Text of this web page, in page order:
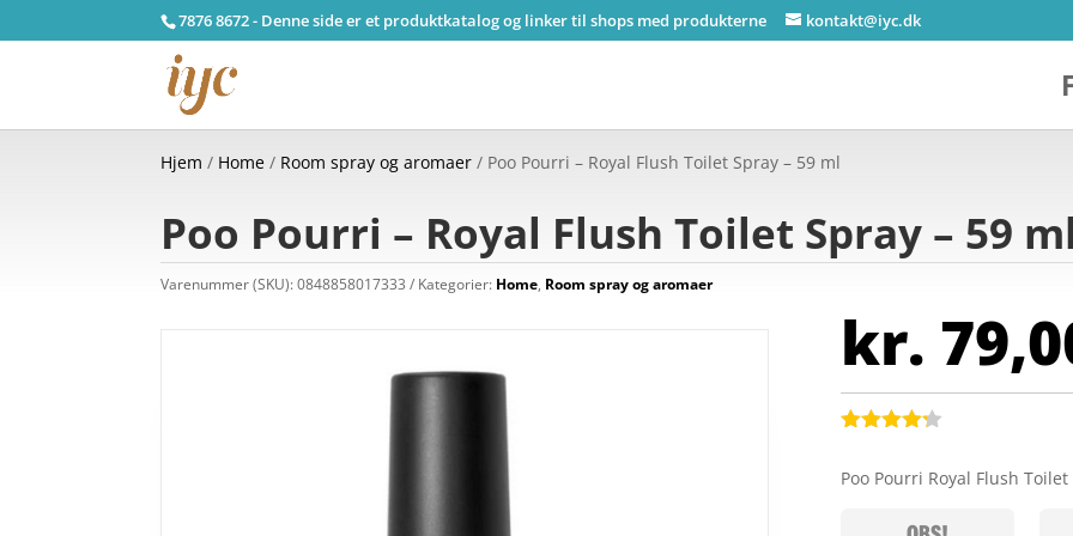
7876 8672 - Denne side er et produktkatalog og linker til shops med produkterne kontakt@iyc.dk
Hjem / Home / Room spray og aromaer / Poo Pourri – Royal Flush Toilet Spray – 59 ml
Poo Pourri – Royal Flush Toilet Spray – 59
Varenummer (SKU):0848858017333 Kategorier: Home, Room spray og aromaer
kr.
ud af 5
Poo Pourri Royal Flush